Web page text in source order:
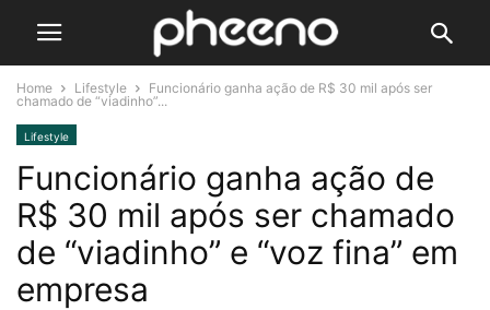
Home Lifestyle
Funcionário ganha ação de R$ 30 mil após ser
chamado de “viadinho”...
Lifestyle
Funcionário ganha ação de
R$ 30 mil após ser chamado
de “viadinho” e “voz fina” em
empresa